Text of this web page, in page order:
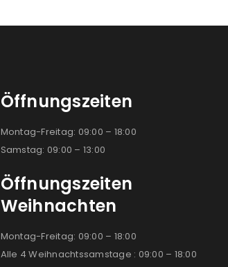
Öffnungszeiten
Montag-Freitag: 09:00 – 18:00
Samstag: 09:00 – 13:00
Öffnungszeiten
Weihnachten
Montag-Freitag: 09:00 – 18:00
Alle 4 Weihnachtssamstage : 09:00 – 18:00